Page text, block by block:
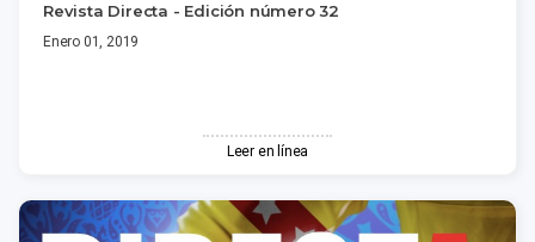
Revista Directa - Edición número 32
Enero 01, 2019
Leer en línea